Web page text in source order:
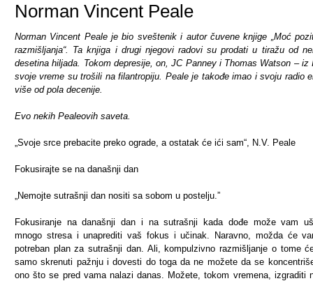
Norman Vincent Peale
Norman Vincent Peale je bio sveštenik i autor čuvene knjige „Moć
razmišljanja“. Ta knjiga i drugi njegovi radovi su prodati u tiražu od
desetina hiljada. Tokom depresije, on, JC Panney i Thomas Watson – iz
svoje vreme su trošili na filantropiju. Peale je takođe imao i svoju radio
više od pola decenije.
Evo nekih Pealeovih saveta.
„Svoje srce prebacite preko ograde, a ostatak će ići sam“, N.V. Peale
Fokusirajte se na današnji dan
„Nemojte sutrašnji dan nositi sa sobom u postelju.”
Fokusiranje na današnji dan i na sutrašnji kada dođe može vam
mnogo stresa i unaprediti vaš fokus i učinak. Naravno, možda će
potreban plan za sutrašnji dan. Ali, kompulzivno razmišljanje o tome
samo skrenuti pažnju i dovesti do toga da ne možete da se
ono što se pred vama nalazi danas. Možete, tokom vremena, izgraditi